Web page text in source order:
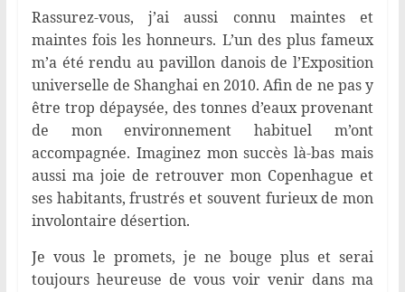
Rassurez-vous, j’ai aussi connu maintes et
maintes fois les honneurs. L’un des plus fameux
m’a été rendu au pavillon danois de l’Exposition
universelle de Shanghai en 2010. Afin de ne pas y
être trop dépaysée, des tonnes d’eaux provenant
de mon environnement habituel m’ont
accompagnée. Imaginez mon succès là-bas mais
aussi ma joie de retrouver mon Copenhague et
ses habitants, frustrés et souvent furieux de mon
involontaire désertion.
Je vous le promets, je ne bouge plus et serai
toujours heureuse de vous voir venir dans ma